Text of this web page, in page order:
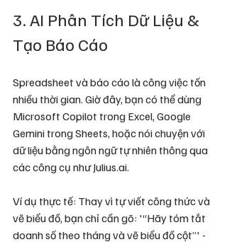
3. AI Phân Tích Dữ Liệu &
Tạo Báo Cáo
Spreadsheet và báo cáo là công việc tốn
nhiều thời gian. Giờ đây, bạn có thể dùng
Microsoft Copilot trong Excel, Google
Gemini trong Sheets, hoặc nói chuyện với
dữ liệu bằng ngôn ngữ tự nhiên thông qua
các công cụ như Julius.ai.
Ví dụ thực tế: Thay vì tự viết công thức và
vẽ biểu đồ, bạn chỉ cần gõ: '“Hãy tóm tắt
doanh số theo tháng và vẽ biểu đồ cột”' -